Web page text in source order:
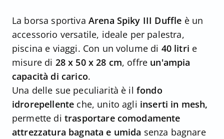
La borsa sportiva Arena Spiky III Duffle è un
accessorio versatile, ideale per palestra,
piscina e viaggi. Con un volume di 40 litri e
misure di 28 x 50 x 28 cm, offre un'ampia
capacità di carico.
Una delle sue peculiarità è il fondo
idrorepellente che, unito agli inserti in mesh,
permette di trasportare comodamente
attrezzatura bagnata e umida senza bagnare